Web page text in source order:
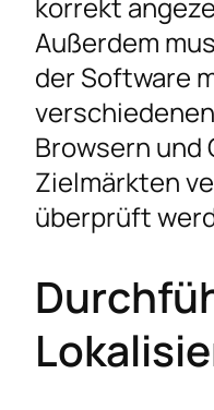
Außerdem
der Software
Browsern und
Zielmärkten
überprüft